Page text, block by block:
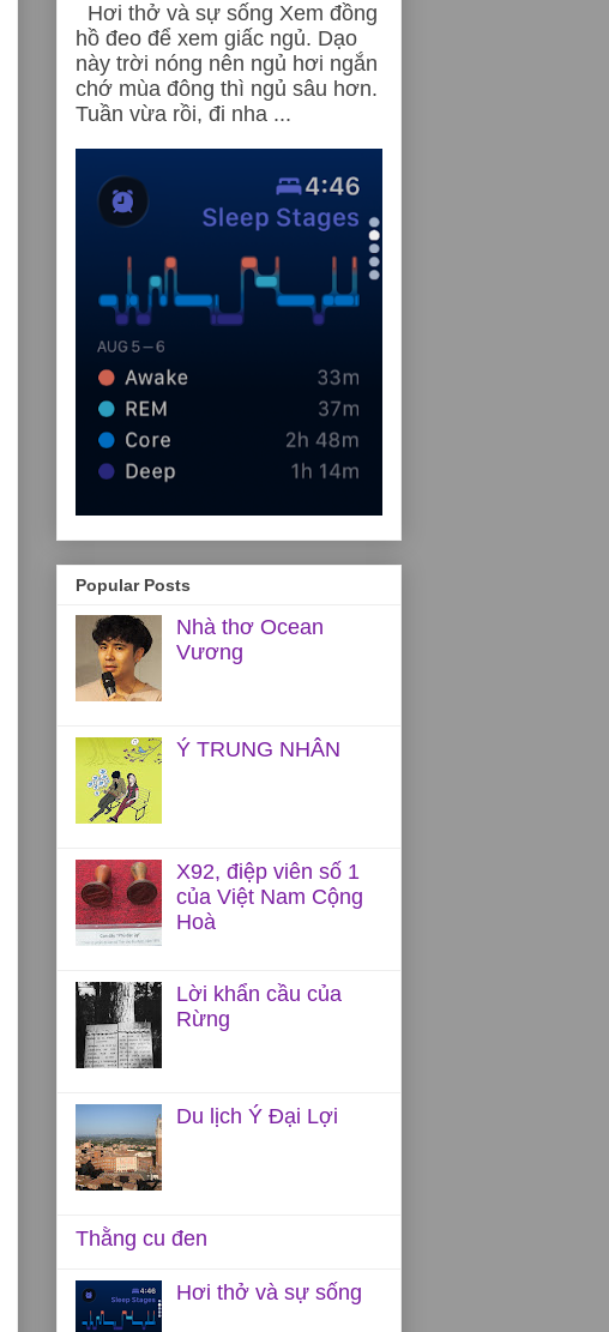
Hơi thở và sự sống Xem đồng
hồ đeo để xem giấc ngủ. Dạo
này trời nóng nên ngủ hơi ngắn
chớ mùa đông thì ngủ sâu hơn.
Tuần vừa rồi, đi nha ...
Popular Posts
Nhà thơ Ocean
Vương
Ý TRUNG NHÂN
X92, điệp viên số 1
của Việt Nam Cộng
Hoà
Lời khẩn cầu của
Rừng
Du lịch Ý Đại Lợi
Thằng cu đen
Hơi thở và sự sống